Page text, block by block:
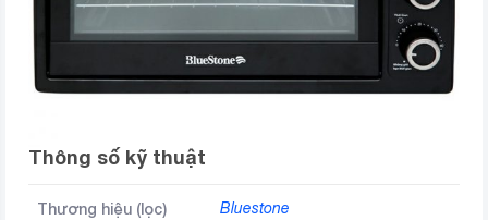
Thông số kỹ thuật
Thương hiệu (lọc) Bluestone